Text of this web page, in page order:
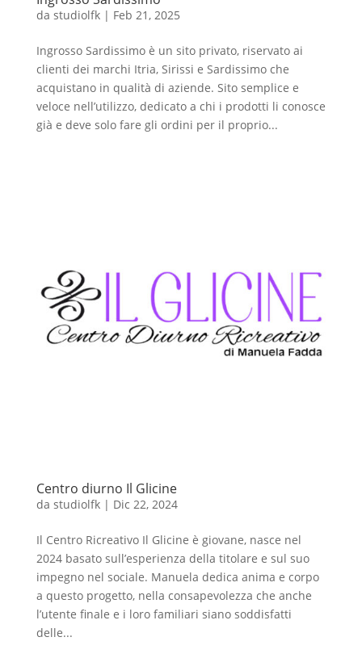
da studiolfk| Feb 21, 2025
Ingrosso Sardissimo è un sito privato, riservato ai
clienti dei marchi Itria, Sirissi e Sardissimo che
acquistano in qualità di aziende. Sito semplice e
veloce nell’utilizzo, dedicato a chi i prodotti li conosce
già e deve solo fare gli ordini per il proprio...
Centro diurno Il Glicine
da studiolfk| Dic 22, 2024
Il Centro Ricreativo Il Glicine è giovane, nasce nel
2024 basato sull’esperienza della titolare e sul suo
impegno nel sociale. Manuela dedica anima e corpo
a questo progetto, nella consapevolezza che anche
l’utente finale e i loro familiari siano soddisfatti
delle...